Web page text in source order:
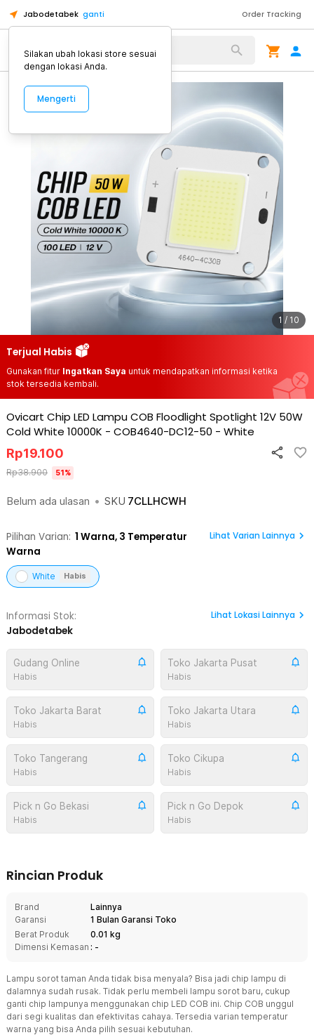
Jabodetabek ganti Order Tracking
Alat Kopi
1 / 10
Terjual Habis
Gunakan fitur Ingatkan Saya untuk mendapatkan informasi ketika
stok tersedia kembali.
Ovicart Chip LED Lampu COB Floodlight Spotlight 12V 50W
Cold White 10000K - COB4640-DC12-50 - White
Belum ada ulasan • SKU 7CLLHCWH
Rp19.100
Rp38.900 51%
Pilihan Varian: 1 Warna, 3 Temperatur
Warna
Lihat Varian Lainnya
White Habis
Informasi Stok:
Jabodetabek
Lihat Lokasi Lainnya
Gudang Online
Habis
Toko Jakarta Pusat
Habis
Toko Jakarta Barat
Habis
Toko Jakarta Utara
Habis
Toko Tangerang
Habis
Toko Cikupa
Habis
Pick n Go Bekasi
Habis
Pick n Go Depok
Habis
Rincian Produk
Brand
Lainnya
Garansi
1 Bulan Garansi Toko
Berat Produk
0.01 kg
Dimensi Kemasan : -
Lampu sorot taman Anda tidak bisa menyala? Bisa jadi chip lampu di
dalamnya sudah rusak. Tidak perlu membeli lampu sorot baru, cukup
ganti chip lampunya menggunakan chip LED COB ini. Chip COB unggul
dari segi kualitas dan efektivitas cahaya. Tersedia varian temperatur
warna yang bisa Anda pilih sesuai kebutuhan.
Silakan ubah lokasi store sesuai
dengan lokasi Anda.
Mengerti